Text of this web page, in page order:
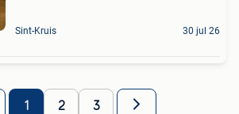
Sint-Kruis 30 jul 26
1 2 3